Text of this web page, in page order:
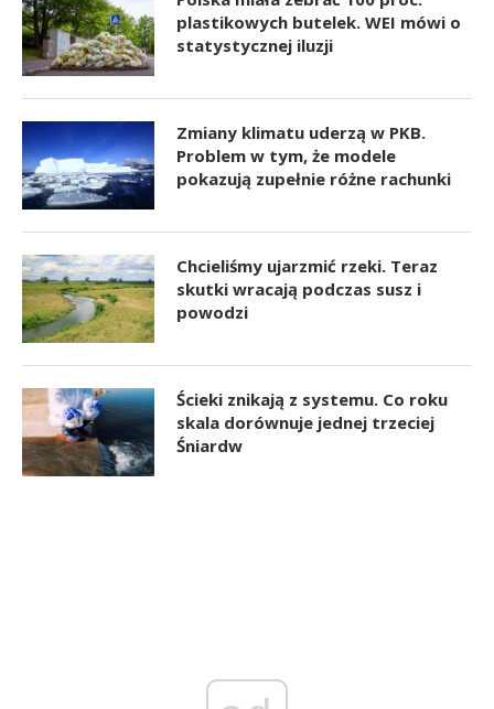
plastikowych butelek. WEI mówi o
statystycznej iluzji
Zmiany klimatu uderzą w PKB.
Problem w tym, że modele
pokazują zupełnie różne rachunki
Chcieliśmy ujarzmić rzeki. Teraz
skutki wracają podczas susz i
powodzi
Ścieki znikają z systemu. Co roku
skala dorównuje jednej trzeciej
Śniardw